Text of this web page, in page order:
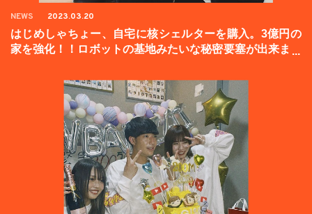
NEWS 2023.03.20
はじめしゃちょー、自宅に核シェルターを購入。3億円の
家を強化！！ロボットの基地みたいな秘密要塞が出来まし